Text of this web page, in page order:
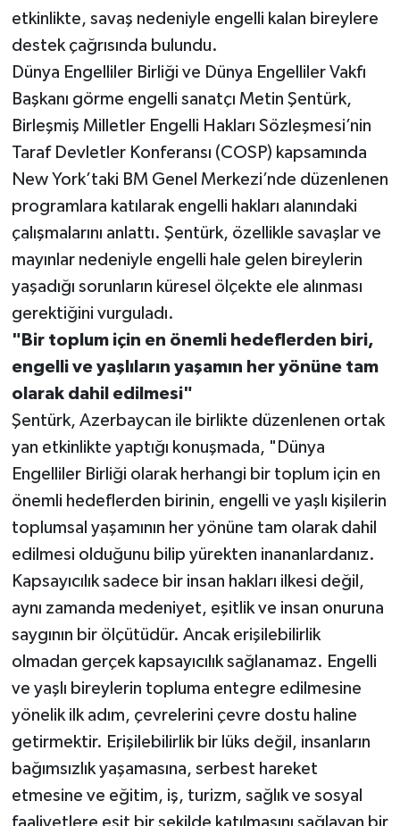
etkinlikte, savaş nedeniyle engelli kalan bireylere
destek çağrısında bulundu.
Dünya Engelliler Birliği ve Dünya Engelliler Vakfı
Başkanı görme engelli sanatçı Metin Şentürk,
Birleşmiş Milletler Engelli Hakları Sözleşmesi’nin
Taraf Devletler Konferansı (COSP) kapsamında
New York’taki BM Genel Merkezi’nde düzenlenen
programlara katılarak engelli hakları alanındaki
çalışmalarını anlattı. Şentürk, özellikle savaşlar ve
mayınlar nedeniyle engelli hale gelen bireylerin
yaşadığı sorunların küresel ölçekte ele alınması
gerektiğini vurguladı.
"Bir toplum için en önemli hedeflerden biri,
engelli ve yaşlıların yaşamın her yönüne tam
olarak dahil edilmesi"
Şentürk, Azerbaycan ile birlikte düzenlenen ortak
yan etkinlikte yaptığı konuşmada, "Dünya
Engelliler Birliği olarak herhangi bir toplum için en
önemli hedeflerden birinin, engelli ve yaşlı kişilerin
toplumsal yaşamının her yönüne tam olarak dahil
edilmesi olduğunu bilip yürekten inananlardanız.
Kapsayıcılık sadece bir insan hakları ilkesi değil,
aynı zamanda medeniyet, eşitlik ve insan onuruna
saygının bir ölçütüdür. Ancak erişilebilirlik
olmadan gerçek kapsayıcılık sağlanamaz. Engelli
ve yaşlı bireylerin topluma entegre edilmesine
yönelik ilk adım, çevrelerini çevre dostu haline
getirmektir. Erişilebilirlik bir lüks değil, insanların
bağımsızlık yaşamasına, serbest hareket
etmesine ve eğitim, iş, turizm, sağlık ve sosyal
faaliyetlere eşit bir şekilde katılmasını sağlayan bir